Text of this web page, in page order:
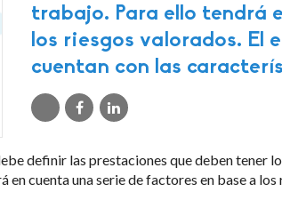
trabajo. Para ello tendrá
los riesgos valorados. El
cuentan con las
definir las prestaciones que deben tener
en cuenta una serie de factores en base a